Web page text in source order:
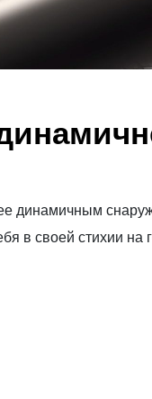
динамичным
в своей стихии на